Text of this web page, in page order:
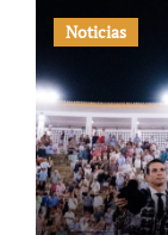
Noticias